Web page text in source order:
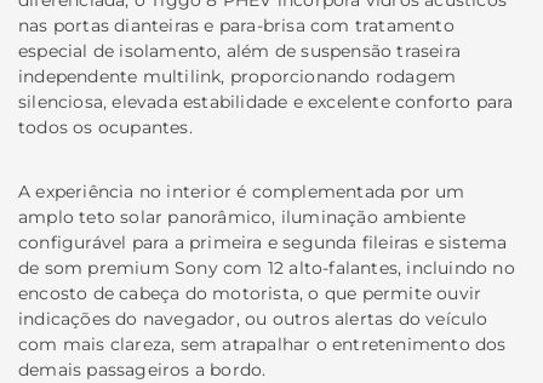
nas portas dianteiras e para-brisa com tratamento
especial de isolamento, além de suspensão traseira
independente multilink, proporcionando rodagem
silenciosa, elevada estabilidade e excelente conforto para
todos os ocupantes.
A experiência no interior é complementada por um
amplo teto solar panorâmico, iluminação ambiente
configurável para a primeira e segunda fileiras e sistema
de som premium Sony com 12 alto-falantes, incluindo no
encosto de cabeça do motorista, o que permite ouvir
indicações do navegador, ou outros alertas do veículo
com mais clareza, sem atrapalhar o entretenimento dos
demais passageiros a bordo.